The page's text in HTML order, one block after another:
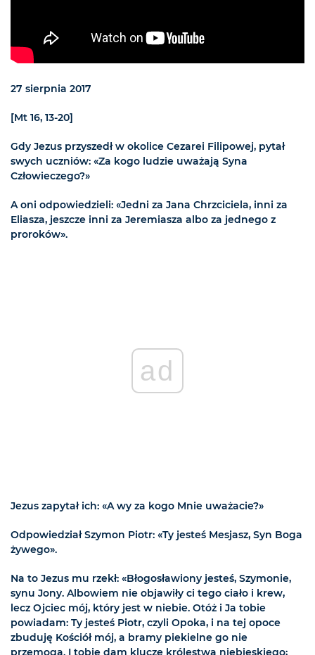
27 sierpnia 2017
[Mt 16, 13-20]
Gdy Jezus przyszedł w okolice Cezarei Filipowej, pytał
swych uczniów: «Za kogo ludzie uważają Syna
Człowieczego?»
A oni odpowiedzieli: «Jedni za Jana Chrzciciela, inni za
Eliasza, jeszcze inni za Jeremiasza albo za jednego z
proroków».
ad
Jezus zapytał ich: «A wy za kogo Mnie uważacie?»
Odpowiedział Szymon Piotr: «Ty jesteś Mesjasz, Syn Boga
żywego».
Na to Jezus mu rzekł: «Błogosławiony jesteś, Szymonie,
synu Jony. Albowiem nie objawiły ci tego ciało i krew,
lecz Ojciec mój, który jest w niebie. Otóż i Ja tobie
powiadam: Ty jesteś Piotr, czyli Opoka, i na tej opoce
zbuduję Kościół mój, a bramy piekielne go nie
przemogą. I tobie dam klucze królestwa niebieskiego;